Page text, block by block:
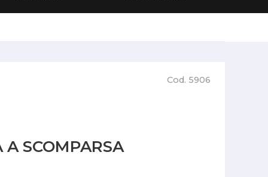
Cod. 5906
A SCOMPARSA